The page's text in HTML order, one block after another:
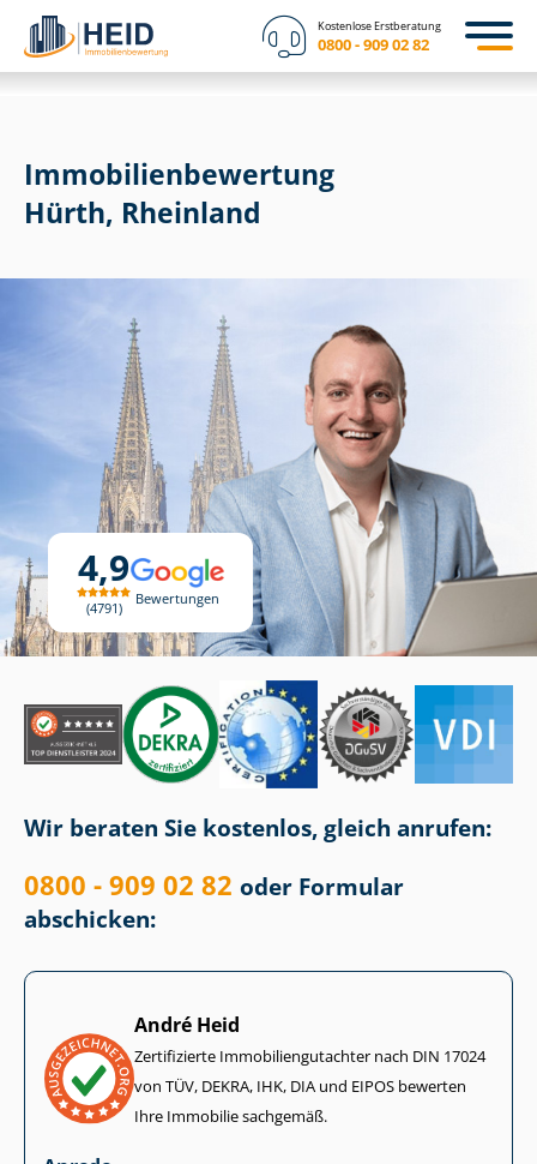
Kostenlose Erstberatung
0800 - 909 02 82
4,9
4791
Bewertungen
Immobilien­bewertung
Hürth, Rheinland
Wir beraten Sie kostenlos, gleich anrufen:
0800 - 909 02 82 oder Formular
abschicken:
André Heid
Zertifizierte Im­mo­bi­li­en­gut­ach­ter nach DIN 17024
von TÜV, DEKRA, IHK, DIA und EIPOS bewerten
Ihre Immobilie sachgemäß.